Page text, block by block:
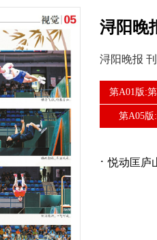
浔阳晚
浔阳晚报
第A01版:
第A05版
· 悦动匡庐